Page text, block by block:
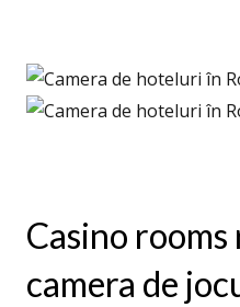
Casino
camera de